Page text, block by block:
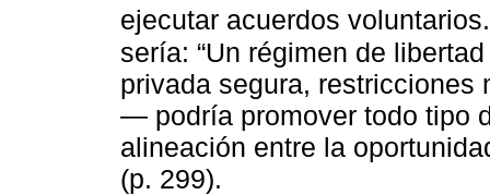
ejecutar acuerdos
sería: “Un régimen de
privada segura, restricciones
— podría promover todo tipo
alineación entre la
(p. 299).